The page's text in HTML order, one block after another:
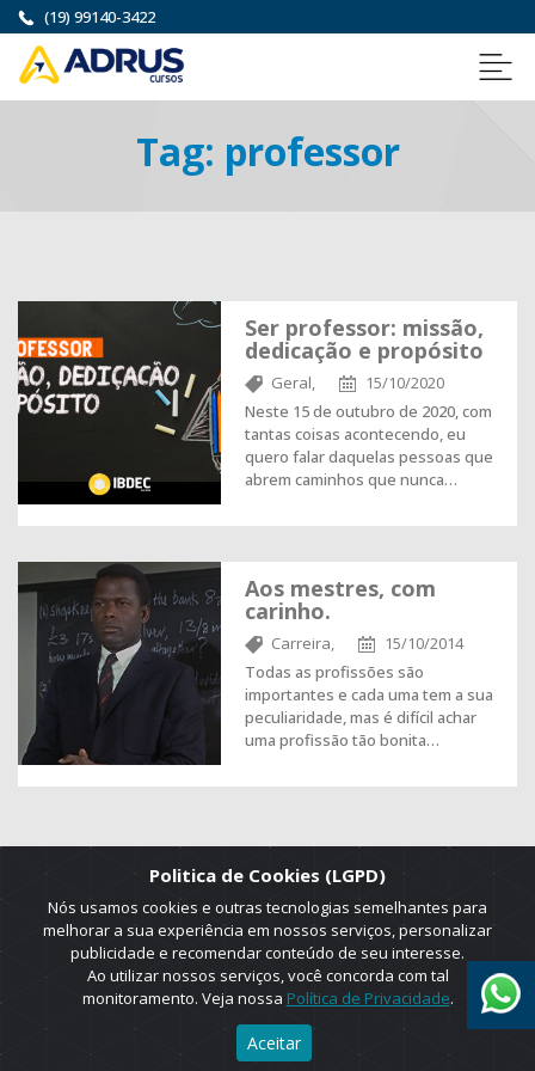
(19) 99140-3422
Tag: professor
Ser professor: missão,
dedicação e propósito
Geral,
15/10/2020
Neste 15 de outubro de 2020, com
tantas coisas acontecendo, eu
quero falar daquelas pessoas que
abrem caminhos que nunca…
Aos mestres, com
carinho.
Carreira,
15/10/2014
Todas as profissões são
importantes e cada uma tem a sua
peculiaridade, mas é difícil achar
uma profissão tão bonita…
2025 © Copyright. ADRUS. Todos os direitos reservados. Designed by
AGT Online.
Politica de Cookies (LGPD)
Nós usamos cookies e outras tecnologias semelhantes para
melhorar a sua experiência em nossos serviços, personalizar
publicidade e recomendar conteúdo de seu interesse.
Ao utilizar nossos serviços, você concorda com tal
monitoramento. Veja nossa Política de Privacidade.
Aceitar